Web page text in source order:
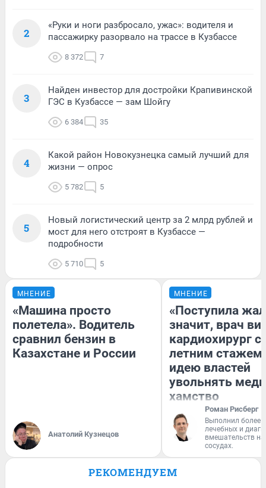
2
«Руки и ноги разбросало, ужас»: водителя и
пассажирку разорвало на трассе в Кузбассе
8 372 7
3
Найден инвестор для достройки Крапивинской
ГЭС в Кузбассе — зам Шойгу
6 384 35
4
Какой район Новокузнецка самый лучший для
жизни — опрос
5 782 5
5
Новый логистический центр за 2 млрд рублей и
мост для него отстроят в Кузбассе —
подробности
5 710 5
МНЕНИЕ
«Машина просто
полетела». Водитель
сравнил бензин в
Казахстане и России
Анатолий Кузнецов
МНЕНИЕ
«Поступила
значит, врач
кардиохирург с
летним стажем
идею властей
увольнять
хамство
Роман Рисберг
Выполнил более
лечебных и
вмешательств на
сосудах.
РЕКОМЕНДУЕМ